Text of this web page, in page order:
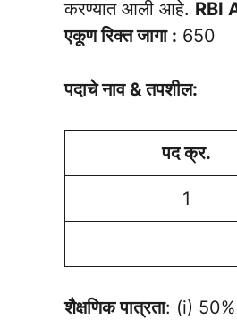
करण्यात आली आहे. RBI
एकूण रिक्त जागा : 650
पदाचे नाव & तपशील:
पद क्र.
1
शैक्षणिक पात्रता: (i) 50%